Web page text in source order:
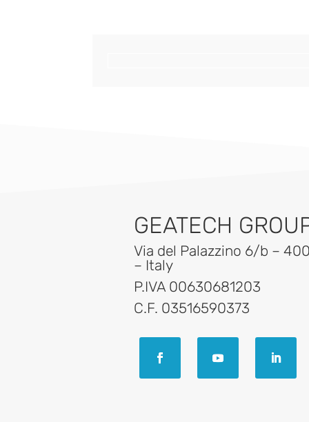
GEATECH
Via del Palazzino 6/b –
– Italy
P.IVA 00630681203
C.F. 03516590373